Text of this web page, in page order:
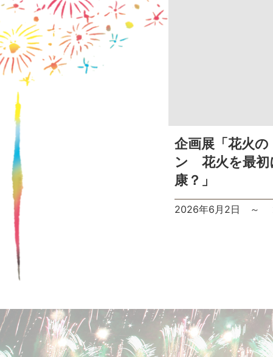
企画展「花火
ン 花火を最初
康？」
2026年6月2日 ～